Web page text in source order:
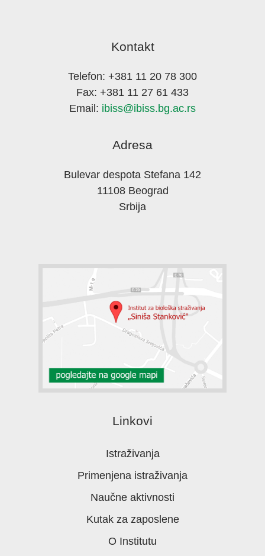
Kontakt
Telefon: +381 11 20 78 300
Fax: +381 11 27 61 433
Email: ibiss@ibiss.bg.ac.rs
Adresa
Bulevar despota Stefana 142
11108 Beograd
Srbija
Linkovi
Istraživanja
Primenjena istraživanja
Naučne aktivnosti
Kutak za zaposlene
O Institutu